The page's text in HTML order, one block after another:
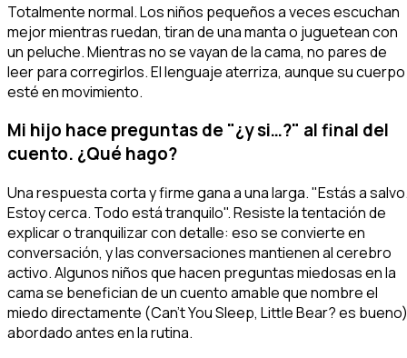
Totalmente normal. Los niños pequeños a veces escuchan
mejor mientras ruedan, tiran de una manta o juguetean con
un peluche. Mientras no se vayan de la cama, no pares de
leer para corregirlos. El lenguaje aterriza, aunque su cuerpo
esté en movimiento.
Mi hijo hace preguntas de "¿y si…?" al final del
cuento. ¿Qué hago?
Una respuesta corta y firme gana a una larga. "Estás a
Estoy cerca. Todo está tranquilo". Resiste la tentación de
explicar o tranquilizar con detalle: eso se convierte en
conversación, y las conversaciones mantienen al cerebro
activo. Algunos niños que hacen preguntas miedosas en la
cama se benefician de un cuento amable que nombre el
miedo directamente (Can't You Sleep, Little Bear?es
abordado antes en la rutina.